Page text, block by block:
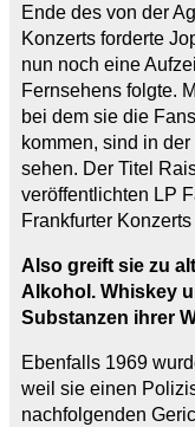
Ende des von der
Konzerts forderte
nun noch eine
Fernsehens folgte.
bei dem sie die
kommen, sind in
sehen. Der Titel
veröffentlichten LP
Frankfurter
Also greift sie zu
Alkohol. Whiskey
Substanzen ihrer
Ebenfalls 1969
weil sie einen
nachfolgenden